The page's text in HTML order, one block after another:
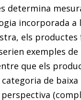
determina
incorporada a
els
exemples de
que els
de